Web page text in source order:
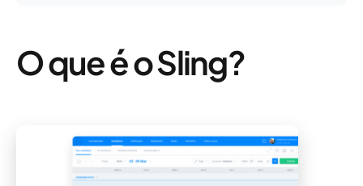
O que é o Sling?